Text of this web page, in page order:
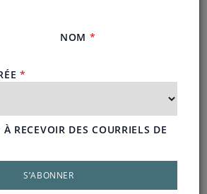
DEALERS
U.S. INQUIRIES